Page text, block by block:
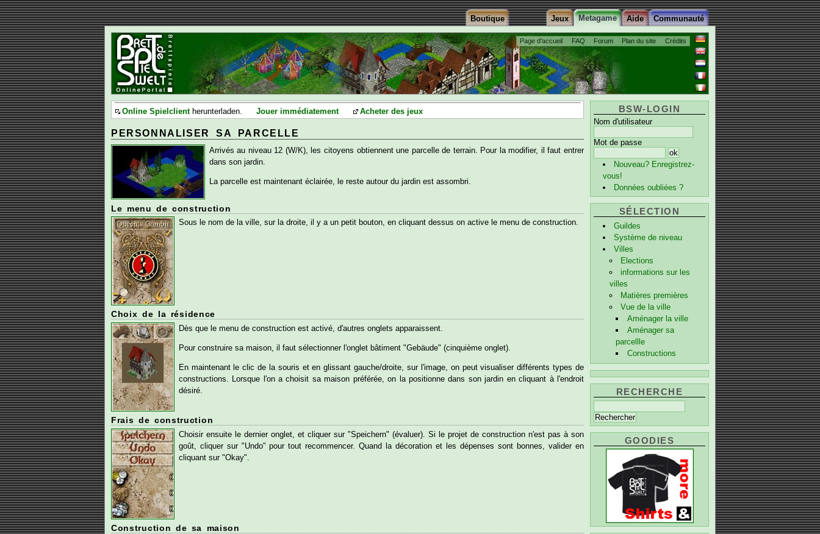
Page d'accueil FAQ Forum Plan du site Crédits
Communauté
Aide
Metagame
Jeux
Boutique
BSW-LOGIN
Nom d'utilisateur
Mot de passe
Nouveau? Enregistrez-
vous!
Données oubliées ?
SÉLECTION
Guildes
Système de niveau
Villes
Elections
informations sur les
villes
Matières premières
Vue de la ville
Aménager la ville
Aménager sa
parcellle
Constructions
RECHERCHE
GOODIES
Online Spielclientherunterladen. Jouer immédiatement Acheter des jeux
PERSONNALISER SA PARCELLE
Arrivés au niveau 12 (W/K), les citoyens obtiennent une parcelle de terrain. Pour la modifier, il faut entrer
dans son jardin.
La parcelle est maintenant éclairée, le reste autour du jardin est assombri.
Le menu de construction
Sous le nom de la ville, sur la droite, il y a un petit bouton, en cliquant dessus on active le menu de construction.
Choix de la résidence
Dès que le menu de construction est activé, d'autres onglets apparaissent.
Pour construire sa maison, il faut sélectionner l'onglet bâtiment "Gebäude" (cinquième onglet).
En maintenant le clic de la souris et en glissant gauche/droite, sur l'image, on peut visualiser différents types de
constructions. Lorsque l'on a choisit sa maison préférée, on la positionne dans son jardin en cliquant à l'endroit
désiré.
Frais de construction
Choisir ensuite le dernier onglet, et cliquer sur "Speichern" (évaluer). Si le projet de construction n'est pas à son
goût, cliquer sur "Undo" pour tout recommencer. Quand la décoration et les dépenses sont bonnes, valider en
cliquant sur "Okay".
Construction de sa maison